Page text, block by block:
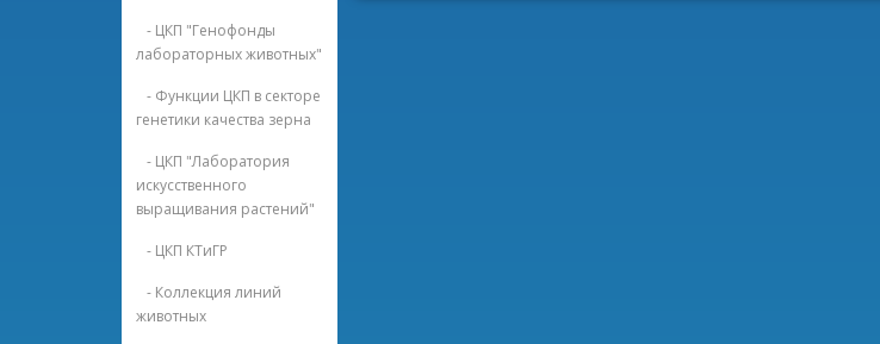
- ЦКП "Генофонды
лабораторных животных"
- Функции ЦКП в секторе
генетики качества зерна
- ЦКП "Лаборатория
искусственного
выращивания растений"
- ЦКП КТиГР
- Коллекция линий
животных